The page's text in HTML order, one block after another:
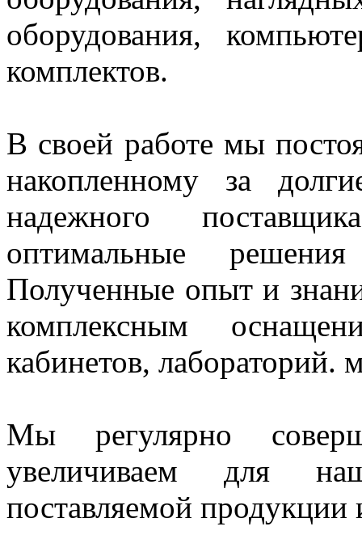
оборудования,
комплектов.
В своей работе мы
накопленному за
надежного
оптимальные
Полученные опыт и
комплексным
кабинетов, лабораторий.
Мы регулярно
увеличиваем для
поставляемой продукции